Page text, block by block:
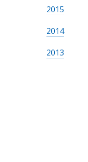
2015
2014
2013